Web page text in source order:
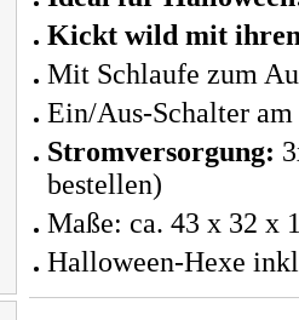
Kickt wild mit
Mit Schlaufe zum
Ein/Aus-Schalter
Stromversorgung:
bestellen)
Maße: ca. 43 x 32 x
Halloween-Hexe